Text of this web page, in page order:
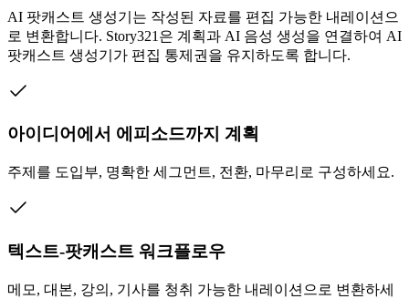
AI 팟캐스트 생성기는 작성된 자료를 편집 가능한 내레이션으
로 변환합니다. Story321은 계획과 AI 음성 생성을 연결하여 AI
팟캐스트 생성기가 편집 통제권을 유지하도록 합니다.
아이디어에서 에피소드까지 계획
주제를 도입부, 명확한 세그먼트, 전환, 마무리로 구성하세요.
텍스트-팟캐스트 워크플로우
메모, 대본, 강의, 기사를 청취 가능한 내레이션으로 변환하세